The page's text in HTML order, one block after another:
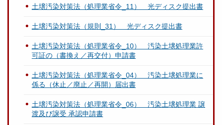
土壌汚染対策法（処理業省令_11） 光ディスク提出書
土壌汚染対策法（規則_31） 光ディスク提出書
土壌汚染対策法（処理業省令_10） 汚染土壌処理業許
可証の（書換え／再交付）申請書
土壌汚染対策法（処理業省令_04） 汚染土壌処理業に
係る（休止／廃止／再開）届出書
土壌汚染対策法（処理業省令_06） 汚染土壌処理業 譲
渡及び譲受 承認申請書